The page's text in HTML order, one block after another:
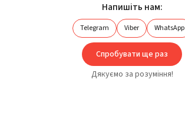
Напишіть нам:
Telegram Viber WhatsApp
Спробувати ще раз
Дякуємо за розуміння!